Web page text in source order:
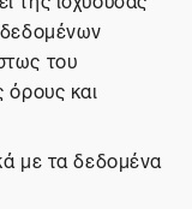
του
και
με τα δεδομένα